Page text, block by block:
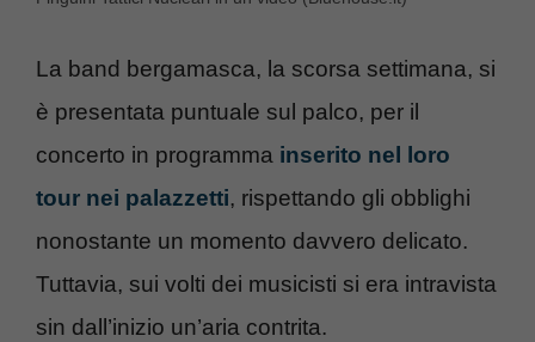
La band bergamasca, la scorsa settimana, si
è presentata puntuale sul palco, per il
concerto in programma inserito nel loro
tour nei palazzetti, rispettando gli obblighi
nonostante un momento davvero delicato.
Tuttavia, sui volti dei musicisti si era intravista
sin dall’inizio un’aria contrita.